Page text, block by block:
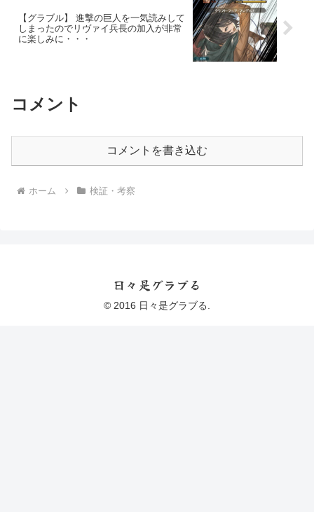
【グラブル】 進撃の巨人を一気読みして
しまったのでリヴァイ兵長の加入が非常
に楽しみに・・・
コメント
コメントを書き込む
ホーム 検証・考察
日々是グラブる
© 2016 日々是グラブる.